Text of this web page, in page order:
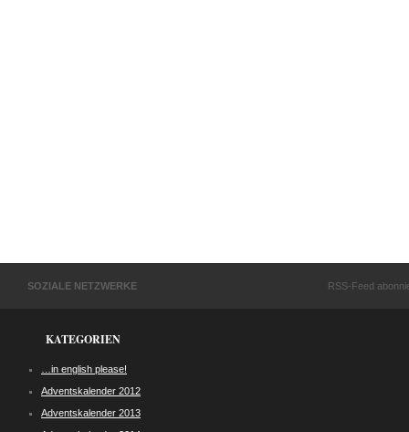
SOZIALE NETZWERKE RSS-Feed
KATEGORIEN
…in english please!
Adventskalender 2012
Adventskalender 2013